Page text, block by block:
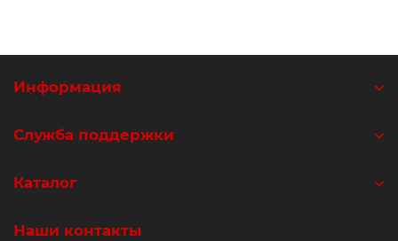
Информация
Служба поддержки
Каталог
Наши контакты